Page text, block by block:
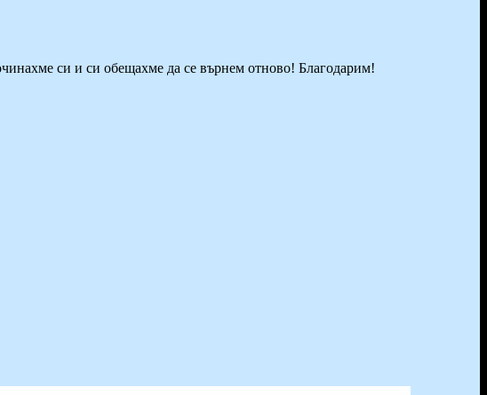
си и си обещахме да се върнем отново! Благодарим!